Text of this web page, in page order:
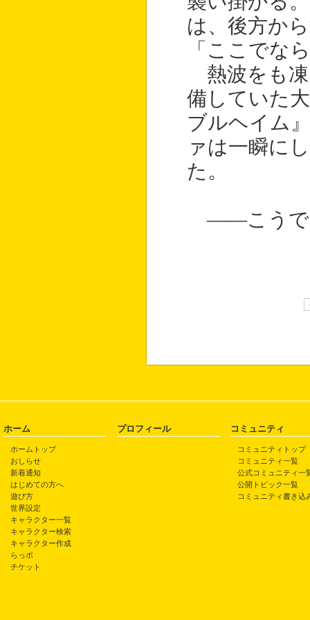
は、後方か
「ここでな
熱波をも凍
備していた
ブルヘイム
ァは一瞬に
た。
――こうで
ホーム
ホームトップ
おしらせ
新着通知
はじめての方へ
遊び方
世界設定
キャラクター一覧
キャラクター検索
キャラクター作成
らっポ
チケット
プロフィール コミュニティ
コミュニティトップ
コミュニティ一覧
公式コミュニティ一
公開トピック一覧
コミュニティ書き込